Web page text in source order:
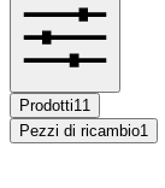
Prodotti11
Pezzi di ricambio1